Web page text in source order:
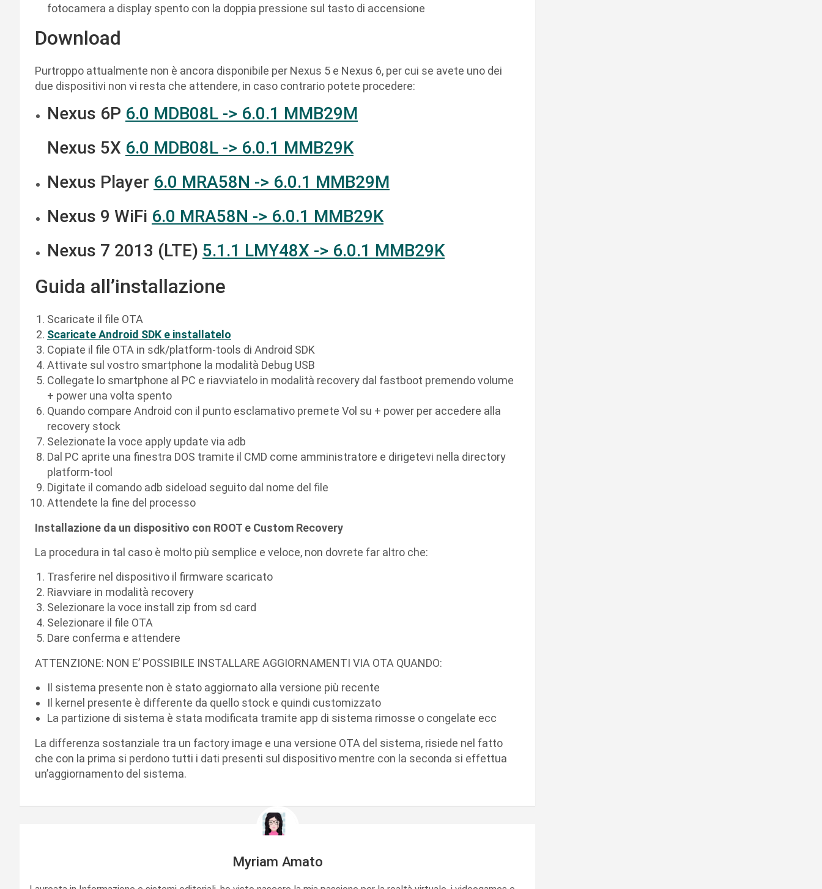
fotocamera a display spento con la doppia pressione sul tasto di accensione
Download
Purtroppo attualmente non è ancora disponibile per Nexus 5 e Nexus 6, per cui se avete uno dei
due dispositivi non vi resta che attendere, in caso contrario potete procedere:
Nexus 6P 6.0 MDB08L -> 6.0.1 MMB29M
Nexus 5X 6.0 MDB08L -> 6.0.1 MMB29K
Nexus Player 6.0 MRA58N -> 6.0.1 MMB29M
Nexus 9 WiFi 6.0 MRA58N -> 6.0.1 MMB29K
Nexus 7 2013 (LTE) 5.1.1 LMY48X -> 6.0.1 MMB29K
Guida all’installazione
Scaricate il file OTA
Scaricate Android SDK e installatelo
Copiate il file OTA in sdk/platform-tools di Android SDK
Attivate sul vostro smartphone la modalità Debug USB
Collegate lo smartphone al PC e riavviatelo in modalità recovery dal fastboot premendo volume
+ power una volta spento
Quando compare Android con il punto esclamativo premete Vol su + power per accedere alla
recovery stock
Selezionate la voce apply update via adb
Dal PC aprite una finestra DOS tramite il CMD come amministratore e dirigetevi nella directory
platform-tool
Digitate il comando adb sideload seguito dal nome del file
Attendete la fine del processo
Installazione da un dispositivo con ROOT e Custom Recovery
La procedura in tal caso è molto più semplice e veloce, non dovrete far altro che:
Trasferire nel dispositivo il firmware scaricato
Riavviare in modalità recovery
Selezionare la voce install zip from sd card
Selezionare il file OTA
Dare conferma e attendere
ATTENZIONE: NON E’ POSSIBILE INSTALLARE AGGIORNAMENTI VIA OTA QUANDO:
Il sistema presente non è stato aggiornato alla versione più recente
Il kernel presente è differente da quello stock e quindi customizzato
La partizione di sistema è stata modificata tramite app di sistema rimosse o congelate ecc
La differenza sostanziale tra un factory image e una versione OTA del sistema, risiede nel fatto
che con la prima si perdono tutti i dati presenti sul dispositivo mentre con la seconda si effettua
un’aggiornamento del sistema.
Myriam Amato